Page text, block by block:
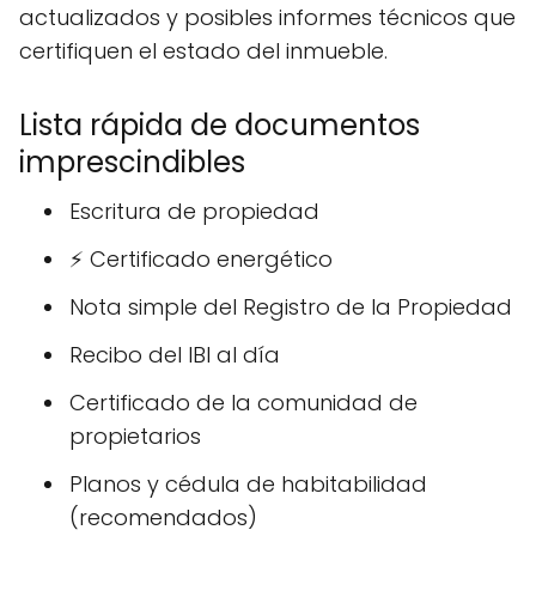
actualizados y posibles informes técnicos que
certifiquen el estado del inmueble.
Lista rápida de documentos
imprescindibles
Escritura de propiedad
⚡ Certificado energético
Nota simple del Registro de la Propiedad
Recibo del IBI al día
Certificado de la comunidad de
propietarios
Planos y cédula de habitabilidad
(recomendados)